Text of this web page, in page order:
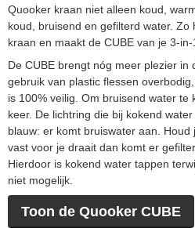
Quooker kraan niet alleen koud,
koud, bruisend en gefilterd water.
kraan en maakt de CUBE van je 3-
De CUBE brengt nóg meer plezier in
gebruik van plastic flessen
is 100% veilig. Om bruisend water te
keer. De lichtring die bij kokend
blauw: er komt bruiswater aan.
vast voor je draait dan komt er
Hierdoor is kokend water tappen
niet mogelijk.
Toon de Quooker CUBE